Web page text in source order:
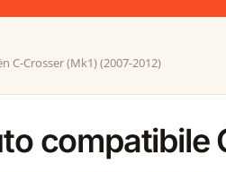
C-Crosser (Mk1) (2007-2012)
compatibile